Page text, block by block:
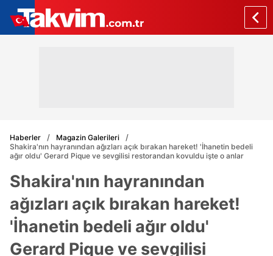
Haberler
Magazin Galerileri
Shakira'nın hayranından ağızları açık bırakan hareket! 'İhanetin bedeli
ağır oldu' Gerard Pique ve sevgilisi restorandan kovuldu işte o anlar
Shakira'nın hayranından
ağızları açık bırakan hareket!
'İhanetin bedeli ağır oldu'
Gerard Pique ve sevgilisi